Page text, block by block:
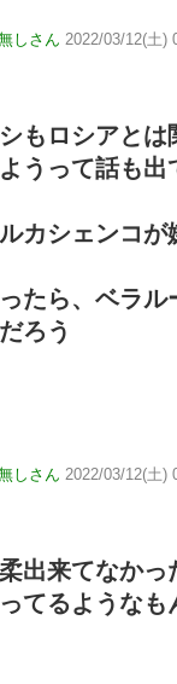
しさん 2022/03/12(土)
もロシアとは
うって話も出
カシェンコが
たら、ベラル
ろう
しさん 2022/03/12(土)
出来てなかっ
てるようなも